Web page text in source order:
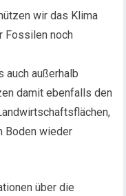
wir das Klima
Fossilen noch
auch außerhalb
damit ebenfalls den
Boden wieder
über die